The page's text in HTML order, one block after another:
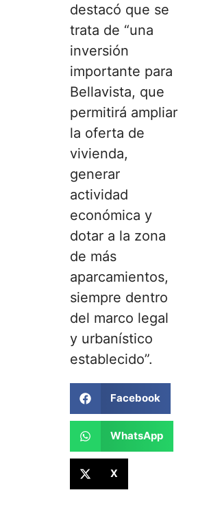
destacó que se
trata de “una
inversión
importante para
Bellavista, que
permitirá ampliar
la oferta de
vivienda,
generar
actividad
económica y
dotar a la zona
de más
aparcamientos,
siempre dentro
del marco legal
y urbanístico
establecido”.
Facebook
WhatsApp
X